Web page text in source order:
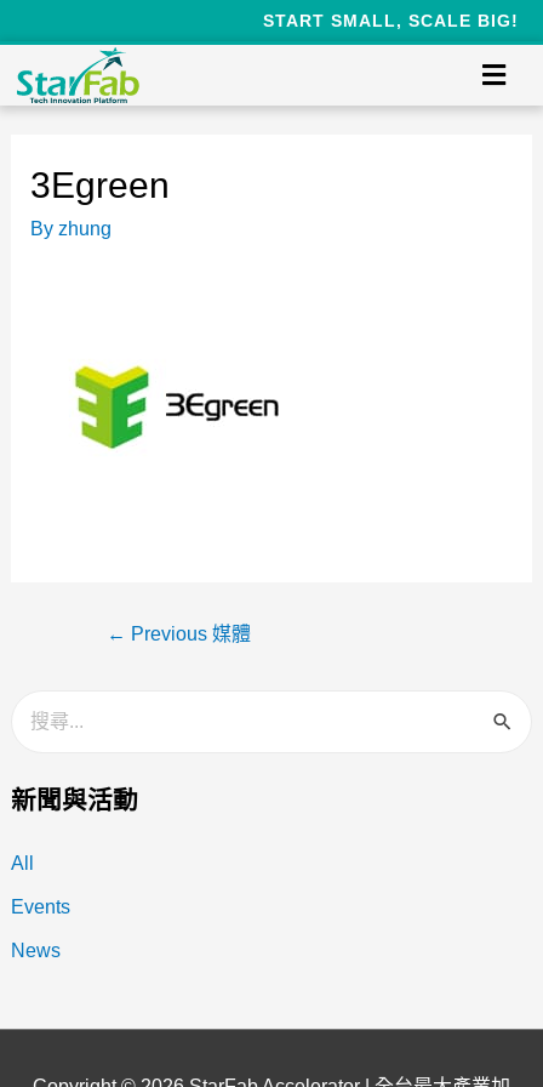
START SMALL, SCALE BIG!
新聞與活動
All
Events
News
3Egreen
By zhung
← Previous 媒體